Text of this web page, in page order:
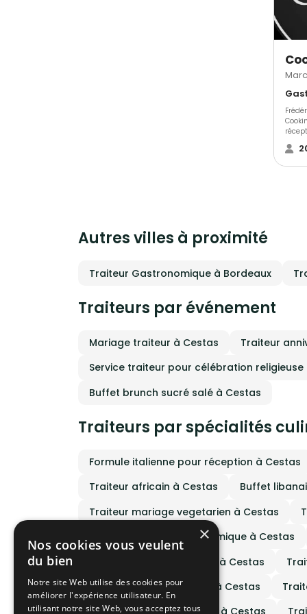
dans
Autres villes à proximité
Traiteur Gastronomique à Bordeaux
Traiteurs par événement
Mariage traiteur à Cestas Traiteur
Service traiteur pour célébration religieuse
Buffet brunch sucré salé à Cestas
Traiteurs par spécialités
Formule italienne pour réception à Cestas
Traiteur africain à Cestas
Buffet
Traiteur mariage vegetarien à Cestas
Traiteur cuisine gastronomique à Cestas
Traiteur cuisine espagnol à Cestas
Traiteur cuisine mexicain à Cestas
×
Nos cookies vous veulent
du bien
Notre site Web utilise des cookies pour
améliorer l'expérience utilisateur. En
utilisant notre site Web, vous acceptez tous